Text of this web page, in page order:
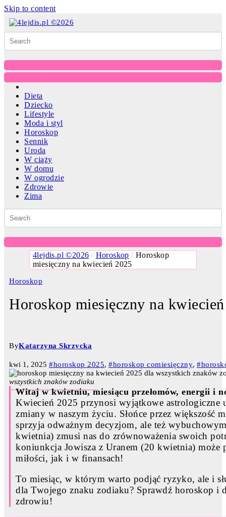
Skip to content
Dieta
Dziecko
Lifestyle
Moda i styl
Horoskop
Sennik
Uroda
W ciąży
W domu
W ogrodzie
Zdrowie
Zima
4lejdis.pl ©2026 / Horoskop /Horoskop
miesięczny na kwiecień 2025
Horoskop
Horoskop miesięczny na
ByKatarzyna Skrzycka
kwi 1, 2025 #horoskop 2025, #horoskop comiesięczny,
wszystkich znaków zodiaku
Witaj w kwietniu, miesiącu przełomów, energii i
Kwiecień 2025 przynosi wyjątkowe astrologiczne
zmiany w naszym życiu. Słońce przez większość
sprzyja odważnym decyzjom, ale też
kwietnia) zmusi nas do zrównoważenia swoich
koniunkcja Jowisza z Uranem (20 kwietnia) może
miłości, jak i w finansach!
To miesiąc, w którym warto podjąć ryzyko, ale i
dla Twojego znaku zodiaku? Sprawdź horoskop i
zdrowiu!